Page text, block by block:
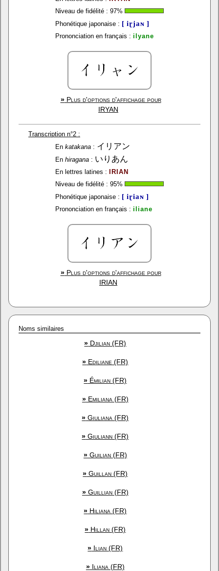
Niveau de fidélité : 97%
Phonétique japonaise : [ iɽjaɴ ]
Prononciation en français : ilyane
»Plus d'options d'affichage pour
IRYAN
Transcription n°2 :
En katakana : イリアン
En hiragana : いりあん
En lettres latines :
IRIAN
Niveau de fidélité : 95%
Phonétique japonaise : [ iɽiaɴ ]
Prononciation en français : iliane
»Plus d'options d'affichage pour
IRIAN
Noms similaires
» Djilian (FR)
» Ediliane (FR)
» Émilian (FR)
»Emiliana (FR)
» Giuliana (FR)
» Giuliann (FR)
»Guilian (FR)
» Guillan (FR)
»Guillian (FR)
» Hiliana (FR)
» Hillan (FR)
» Ilian (FR)
»Iliana (FR)